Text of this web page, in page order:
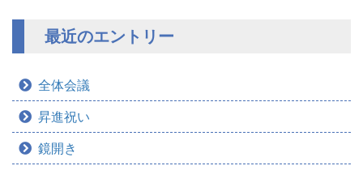
最近のエントリー
全体会議
昇進祝い
鏡開き